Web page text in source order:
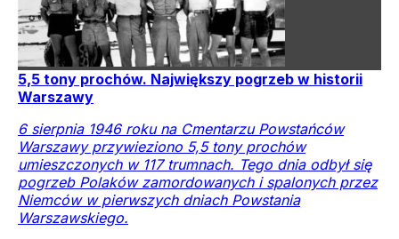
5,5 tony prochów. Największy pogrzeb w historii
Warszawy
6 sierpnia 1946 roku na Cmentarzu Powstańców
Warszawy przywieziono 5,5 tony prochów
umieszczonych w 117 trumnach. Tego dnia odbył się
pogrzeb Polaków zamordowanych i spalonych przez
Niemców w pierwszych dniach Powstania
Warszawskiego.